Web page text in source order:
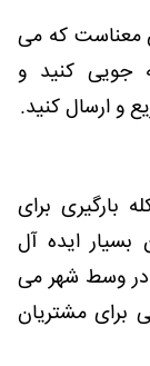
معناست که می
جویی کنید و
و ارسال کنید.
بارگیری برای
بسیار ایده آل
در وسط شهر می
برای مشتریان